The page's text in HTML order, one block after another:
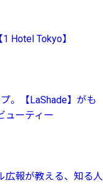
Hotel Tokyo】
。【LaShade】がも
ューティー
広報が教える、知る人